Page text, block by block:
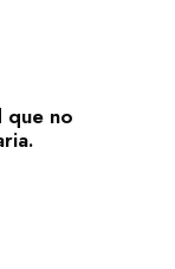
que no